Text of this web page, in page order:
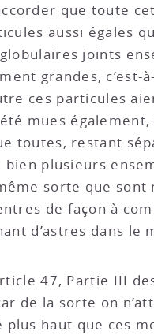
que toute
aussi égales
joints
grandes,
ces particules
mues
toutes, restant
bien plusieurs
sorte que
de façon à
d’astres dans le
47, Partie III
de la sorte on
plus haut que ces